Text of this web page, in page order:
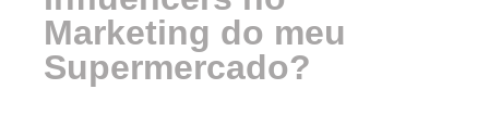
Marketing do meu
Supermercado?